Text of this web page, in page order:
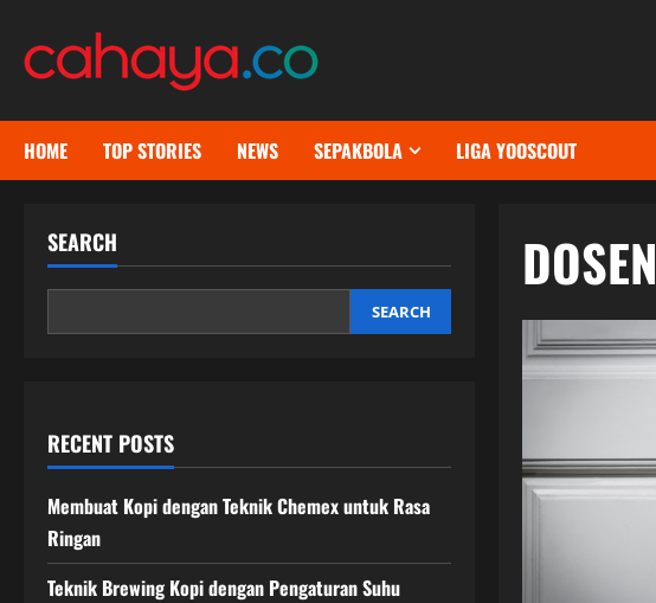
content
HOME TOP STORIES NEWS SEPAKBOLA LIGA YOOSCOUT
DOSEN
SEARCH
SEARCH
RECENT POSTS
Membuat Kopi dengan Teknik Chemex untuk Rasa
Ringan
Teknik Brewing Kopi dengan Pengaturan Suhu